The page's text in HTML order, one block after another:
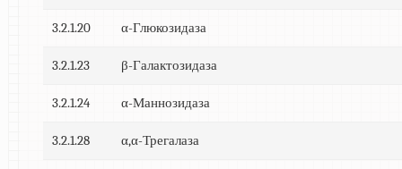
3.2.1.20 α-Глюкозидаза
3.2.1.23 β-Галактозидаза
3.2.1.24 α-Маннозидаза
3.2.1.28 α,α-Трегалаза